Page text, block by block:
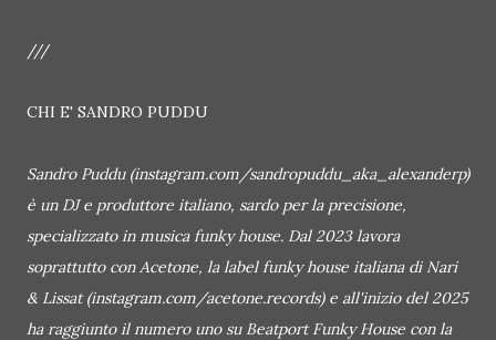
///
CHI E' SANDRO PUDDU
Sandro Puddu (instagram.com/sandropuddu_aka_alexanderp)
è un DJ e produttore italiano, sardo per la precisione,
specializzato in musica funky house. Dal 2023 lavora
soprattutto con Acetone, la label funky house italiana di Nari
& Lissat (instagram.com/acetone.records) e all'inizio del 2025
ha raggiunto il numero uno su Beatport Funky House con la